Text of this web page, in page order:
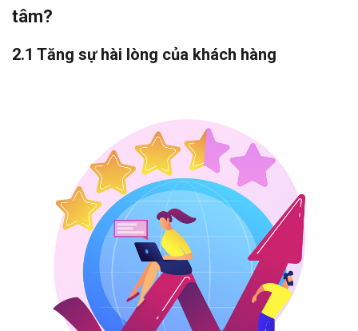
tâm?
2.1 Tăng sự hài lòng của khách hàng